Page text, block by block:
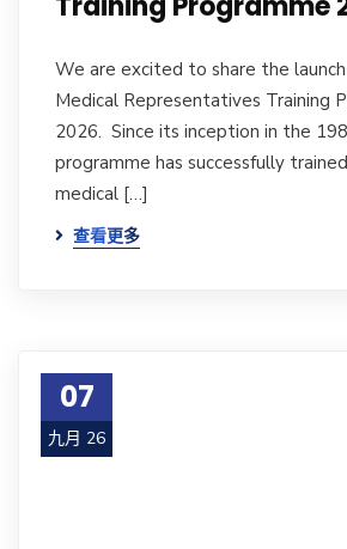
We are excited to share the
Medical Representatives Training
2026. Since its inception in the
programme has successfully
medical […]
查看更多
07
九月 26